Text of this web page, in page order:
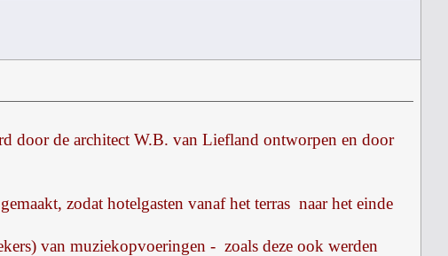
door de architect W.B. van Liefland ontworpen en door
zodat hotelgasten vanaf het terras naar het einde
van muziekopvoeringen - zoals deze ook werden